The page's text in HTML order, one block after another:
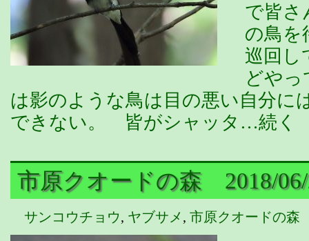
で皆さ
の鳥
巡回し
どや
は影のような鳥は目の悪い自分に
できない。 皆がシャッタ…続く
市原クオードの森 2018/
サンコウチョウ, ヤブサメ , 市原クオードの森